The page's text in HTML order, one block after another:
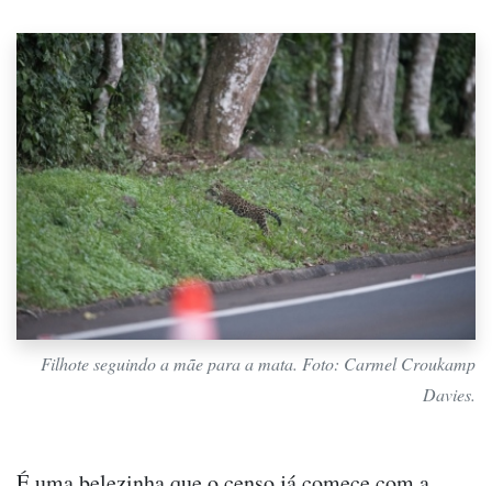
Filhote seguindo a mãe para a mata. Foto: Carmel Croukamp
Davies.